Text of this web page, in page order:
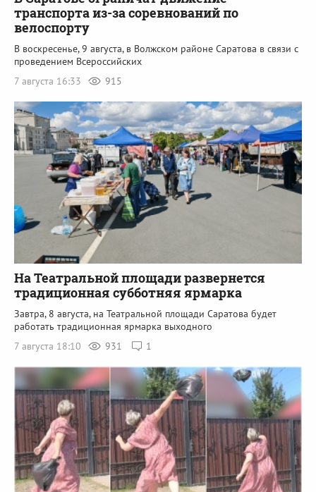
транспорта из-за соревнований по
велоспорту
В воскресенье, 9 августа, в Волжском районе Саратова в связи с
проведением Всероссийских
7 августа 16:33
915
На Театральной площади развернется
традиционная субботняя ярмарка
Завтра, 8 августа, на Театральной площади Саратова будет
работать традиционная ярмарка выходного
7 августа 18:10
931 1